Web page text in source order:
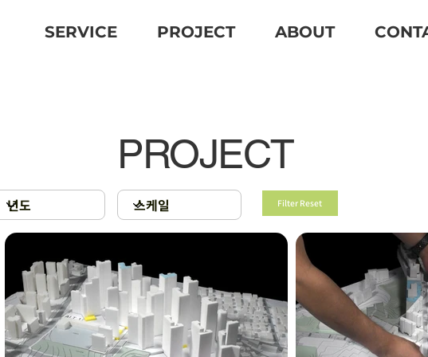
SERVICE PROJECT ABOUT
Filter Reset
PROJECT